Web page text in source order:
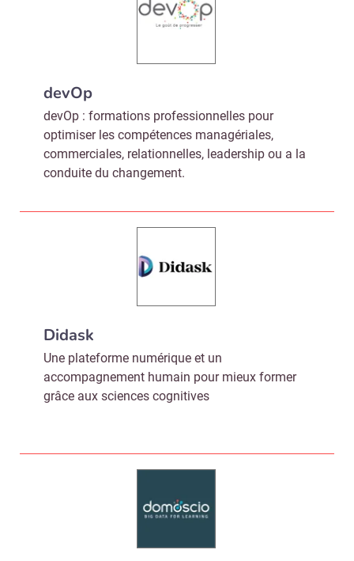
devOp
devOp : formations professionnelles pour
optimiser les compétences managériales,
commerciales, relationnelles, leadership ou a la
conduite du changement.
Didask
Une plateforme numérique et un
accompagnement humain pour mieux former
grâce aux sciences cognitives
Valider
Non merci, je reçois déjà